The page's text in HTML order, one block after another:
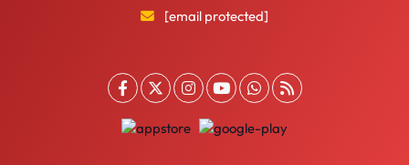
[email protected]